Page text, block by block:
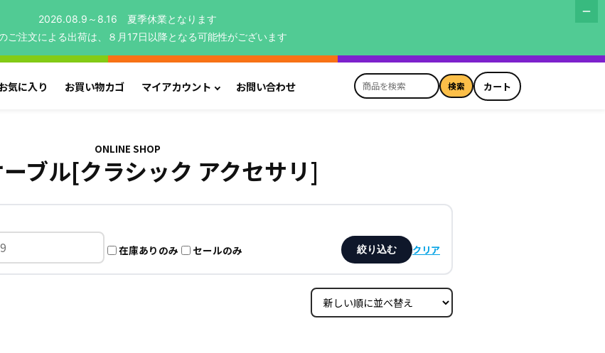
気に入り お買い物カゴ マイアカウント お問い合わせ
商
検索 カート
ONLINE SHOP
ブル[クラシック アクセサリ]
在庫ありのみ セールのみ 絞り込む クリア
2026.08.9～8.16 夏季休業となります
ご注文による出荷は、８月17日以降となる可能性がございます